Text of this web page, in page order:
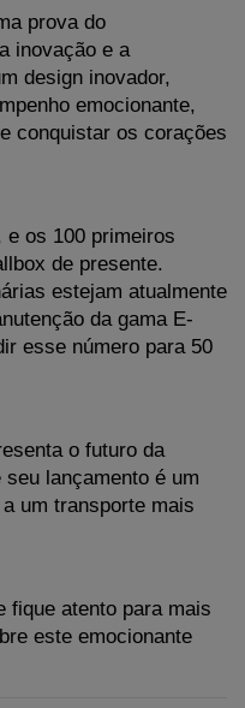
prova do
inovação e a
design inovador,
emocionante,
conquistar os corações
os 100 primeiros
de presente.
estejam atualmente
da gama E-
esse número para 50
o futuro da
lançamento é um
um transporte mais
fique atento para mais
este emocionante